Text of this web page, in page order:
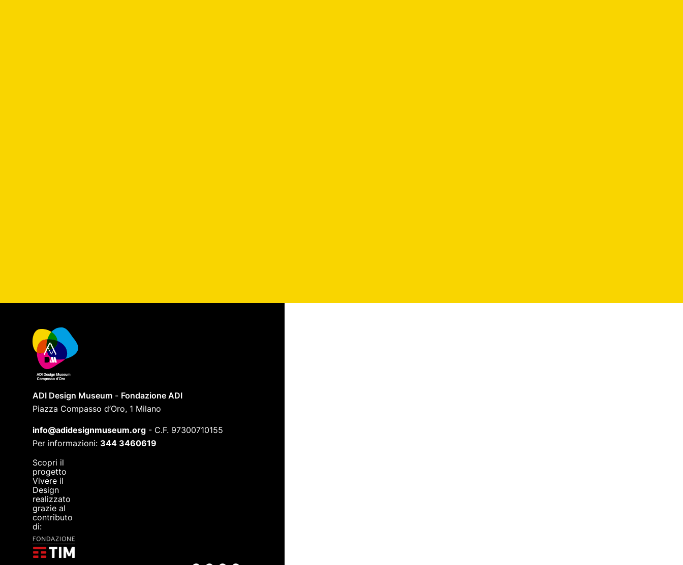
ADI Design Museum - Fondazione ADI
Piazza Compasso d’Oro, 1 Milano
info@adidesignmuseum.org - C.F. 97300710155
Per informazioni: 344 3460619
Scopri il
progetto
Vivere il
Design
realizzato
grazie al
contributo
di: